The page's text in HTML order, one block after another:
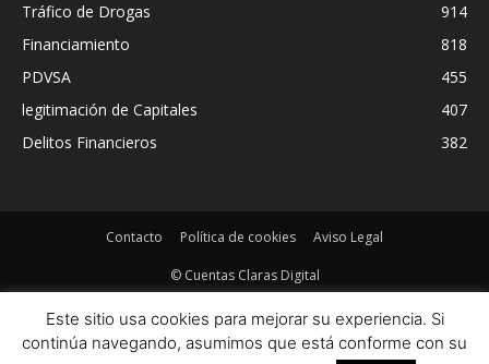
Tráfico de Drogas
914
Financiamiento
818
PDVSA
455
legitimación de Capitales
407
Delitos Financieros
382
Contacto Política de cookies Aviso Legal
© Cuentas Claras Digital
Este sitio usa cookies para mejorar su experiencia. Si
continúa navegando, asumimos que está conforme con su